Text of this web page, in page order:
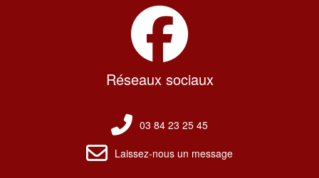
Réseaux sociaux
03 84 23 25 45
Laissez-nous un message